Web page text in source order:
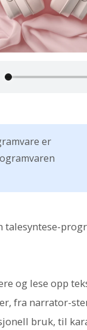
er
talesyntese-
og lese opp
fra narrator-
bruk, til